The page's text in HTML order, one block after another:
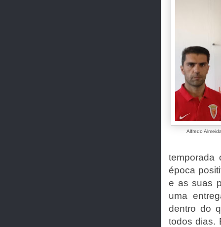
Alfredo
época
e as suas
uma
dentro do
todos dias.